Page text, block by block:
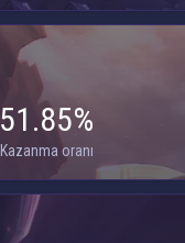
51.85%
Kazanma oranı